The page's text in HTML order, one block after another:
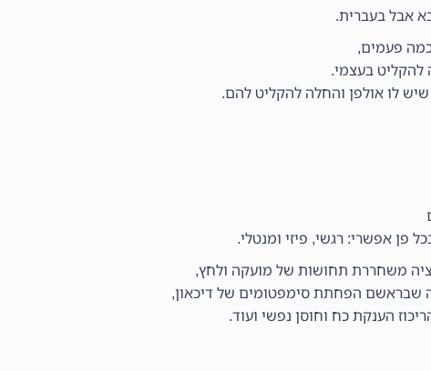
אבל בעברית.
כמה פעמים,
להקליט בעצמי.
לו אולפן והחלה להקליט להם.
אפשרי: רגשי, פיזי ומנטלי.
משחררת תחושות של מועקה ולחץ,
הענקת כח וחוסן נפשי ועוד.